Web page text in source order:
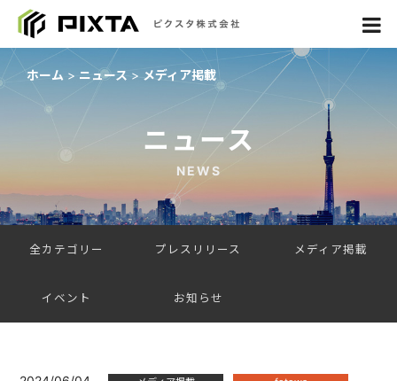
ホーム ニュース メディア掲載
ニュース
NEWS
全カテゴリー プレスリリース メディア掲載
イベント お知らせ